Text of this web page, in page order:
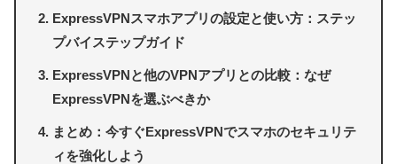
ExpressVPNスマホアプリの設定と使い方：ステッ
プバイステップガイド
ExpressVPNと他のVPNアプリとの比較：なぜ
ExpressVPNを選ぶべきか
まとめ：今すぐExpressVPNでスマホのセキュリテ
ィを強化しよう